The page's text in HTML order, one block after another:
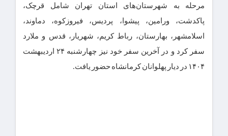
مرحله به شهرستان‌های استان تهران شامل قرچک،
پاکدشت، ورامین، پیشوا، پردیس، فیروزکوه، دماوند،
اسلامشهر، بهارستان، رباط کریم، شهریار، قدس و ملارد
سفر کرد و در آخرین سفر خود نیز چهارشنبه ۲۴ اردیبهشت
۱۴۰۴ در دیار پهلوانان کرمانشاه حضور یافت.